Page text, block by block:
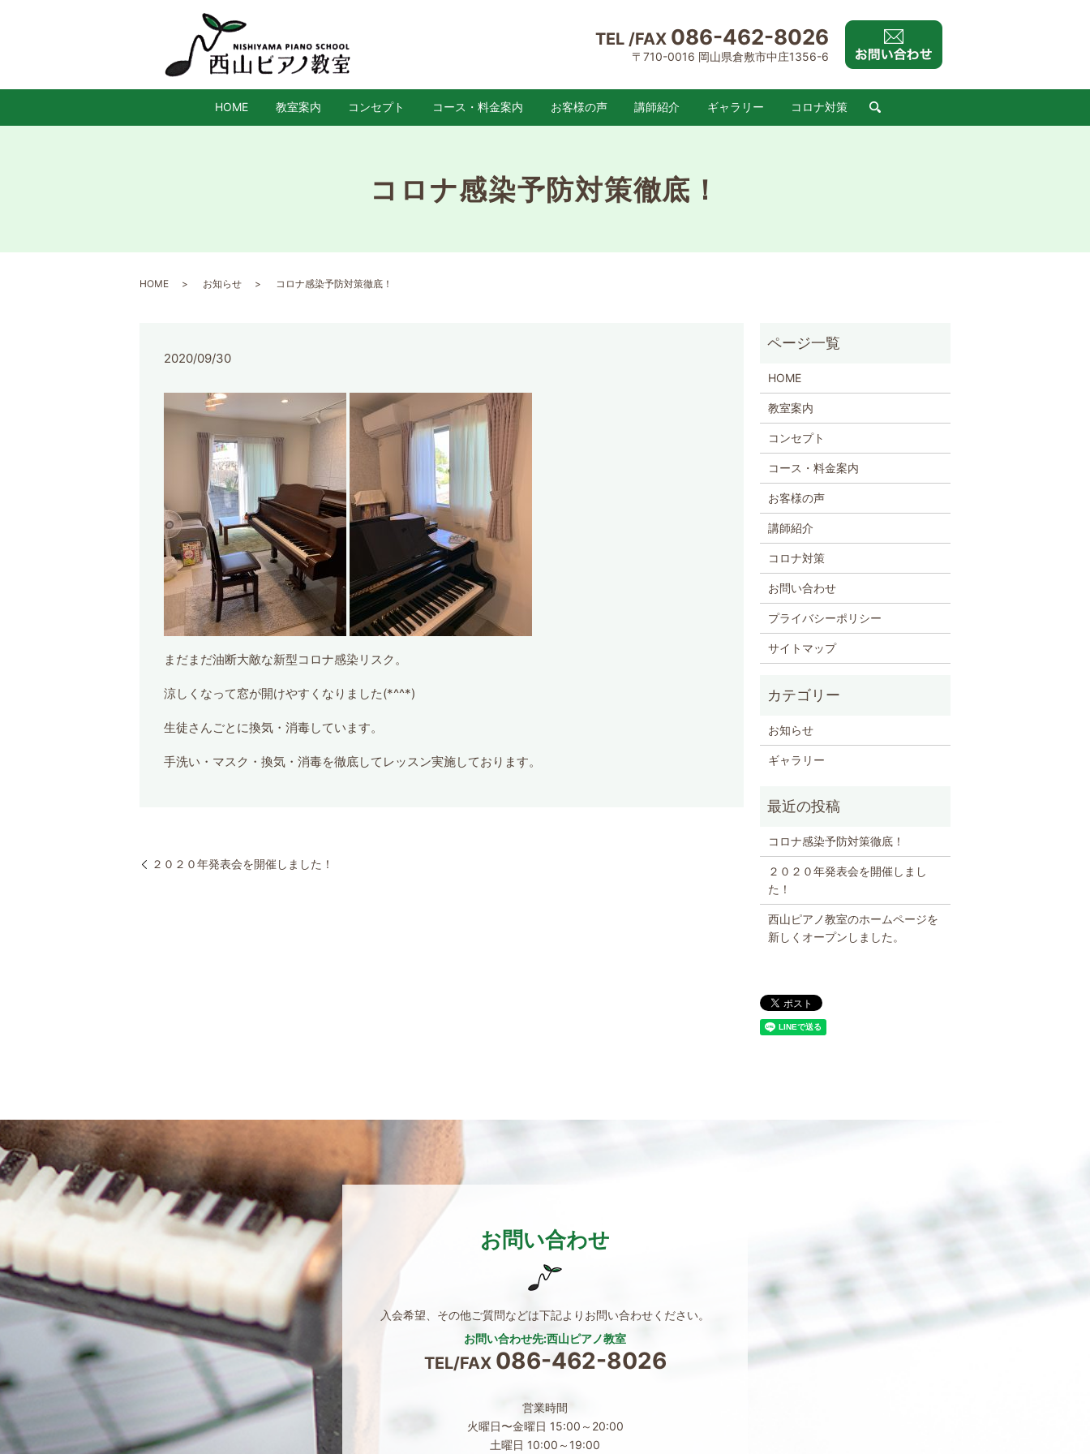
HOME 教室案内 コンセプト コース・料金案内 お客様の声 講師紹介 ギャラリー コロナ対策
TEL /FAX 086-462-8026
〒710-0016 岡山県倉敷市中庄1356-6
コロナ感染予防対策徹底！
HOME お知らせ コロナ感染予防対策徹底！
2020/09/30
まだまだ油断大敵な新型コロナ感染リスク。
涼しくなって窓が開けやすくなりました(*^^*)
生徒さんごとに換気・消毒しています。
手洗い・マスク・換気・消毒を徹底してレッスン実施しております。
２０２０年発表会を開催しました！
HOME
教室案内
コンセプト
コース・料金案内
お客様の声
講師紹介
コロナ対策
お問い合わせ
プライバシーポリシー
サイトマップ
お知らせ
ギャラリー
コロナ感染予防対策徹底！
２０２０年発表会を開催しまし
た！
西山ピアノ教室のホームページを
新しくオープンしました。
お問い合わせ
入会希望、その他ご質問などは下記よりお問い合わせください。
お問い合わせ先:西山ピアノ教室
TEL/FAX 086-462-8026
営業時間
火曜日〜金曜日 15:00～20:00
土曜日 10:00～19:00